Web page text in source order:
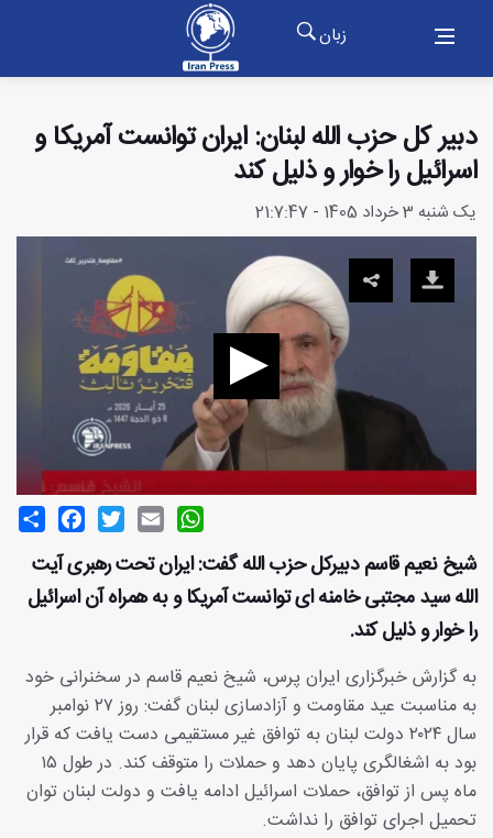
زبان
دبیر کل حزب الله لبنان: ایران توانست آمریکا و
اسرائیل را خوار و ذلیل کند
یک شنبه 3 خرداد 1405 - 21:7:47
Share
FacebookTwitterEmail
WhatsApp
شیخ نعیم قاسم دبیرکل حزب الله گفت: ایران تحت رهبری آیت
الله سید مجتبی خامنه ای توانست آمریکا و به همراه آن اسرائیل
را خوار و ذلیل کند.
به گزارش خبرگزاری ایران پرس، شیخ نعیم قاسم در سخنرانی خود
به مناسبت عید مقاومت و آزادسازی لبنان گفت: روز ۲۷ نوامبر
سال ۲۰۲۴ دولت لبنان به توافق غیر مستقیمی دست یافت که قرار
بود به اشغالگری پایان دهد و حملات را متوقف کند. در طول ۱۵
ماه پس از توافق، حملات اسرائیل ادامه یافت و دولت لبنان توان
تحمیل اجرای توافق را نداشت.